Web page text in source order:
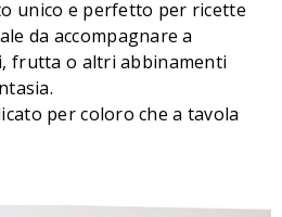
unico e perfetto per ricette
da accompagnare a
frutta o altri abbinamenti
per coloro che a tavola